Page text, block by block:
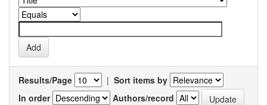
Results/Page | Sort items by
In order
Authors/record